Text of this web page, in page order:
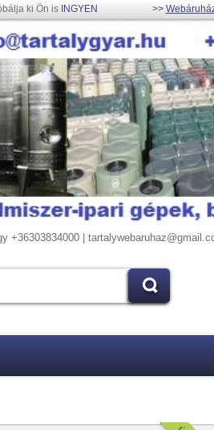
ki Ön is INGYEN >>
+36303834000 |